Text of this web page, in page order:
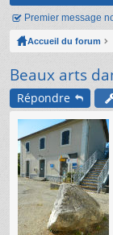
s
Premier message
Accueil du forum
Beaux arts
Répondre